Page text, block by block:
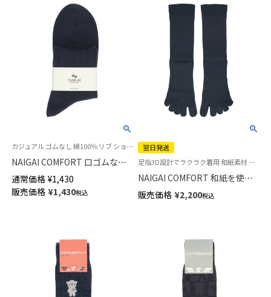
カジュアル ゴムなし 綿100％ リブ ショート丈 男性 旧02302507
NAIGAI COMFORT 口ゴムなし
抗菌防臭加工 綿100% ショート
丈 ソックス メンズ 日本製
02302508
通常価格 ¥1,430
販売価格 ¥1,430税込
翌日発送
足指3D設計でラクラク着用 和紙素材 五本指 日本製 ソックス ナイガイ コンフォート
NAIGAI COMFORT 和紙を使っ
た靴下 5本指 サラッとした肌ざ
わり 親指セパレート ホールガ
販売価格 ¥2,200税込